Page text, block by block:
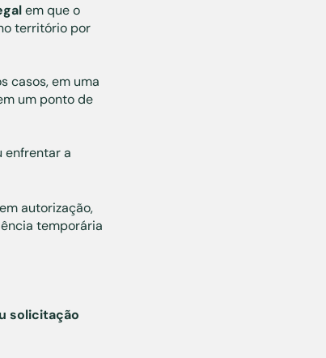
em que o
território por
casos, em uma
um ponto de
enfrentar a
autorização,
temporária
solicitação